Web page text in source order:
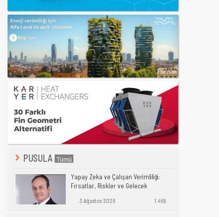
PUSULA
Yapay Zeka ve Çalışan Verimliliği:
Fırsatlar, Riskler ve Gelecek
3 Ağustos 2026 1.469